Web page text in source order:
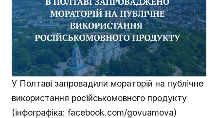
У Полтаві запровадили мораторій на публічне
використання російськомовного продукту
(інфографіка: facebook.com/govuamova)